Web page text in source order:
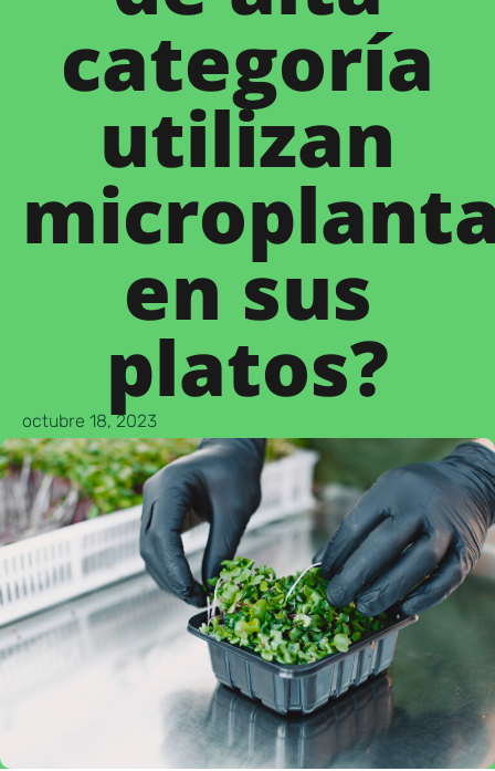
categoría
utilizan
en sus
platos?
octubre 18, 2023